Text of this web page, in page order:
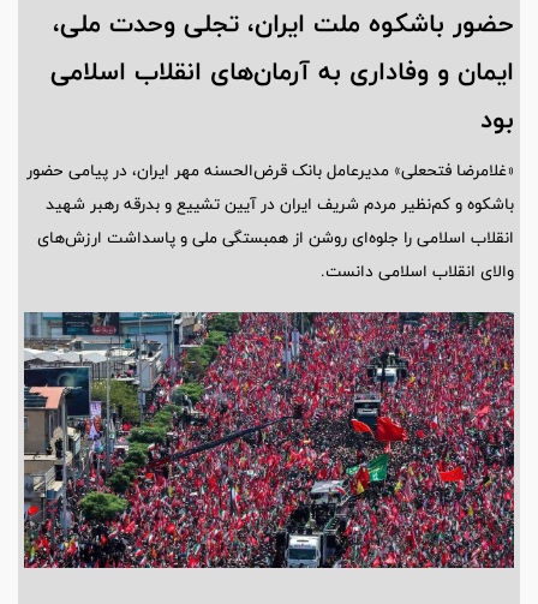
حضور باشکوه ملت ایران، تجلی وحدت ملی،
ایمان و وفاداری به آرمان‌های انقلاب اسلامی
بود
«غلامرضا فتحعلی» مدیرعامل بانک قرض‌الحسنه مهر ایران، در پیامی حضور
باشکوه و کم‌نظیر مردم شریف ایران در آیین تشییع و بدرقه رهبر شهید
انقلاب اسلامی را جلوه‌ای روشن از همبستگی ملی و پاسداشت ارزش‌های
والای انقلاب اسلامی دانست.